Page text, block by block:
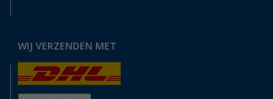
WIJ VERZENDEN MET